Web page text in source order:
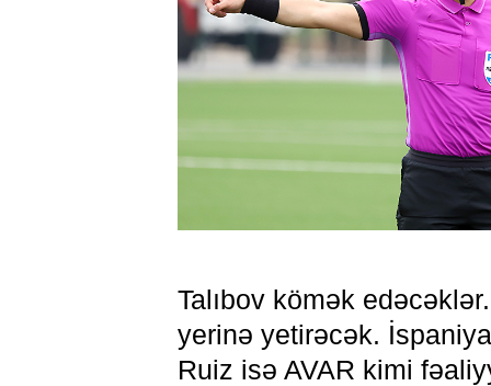
Talıbov kömək
yerinə yetirəcək.
Ruiz isə AVAR kimi